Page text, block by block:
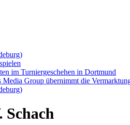
im Turniergeschehen in Dortmund
Media Group übernimmt die
Schach